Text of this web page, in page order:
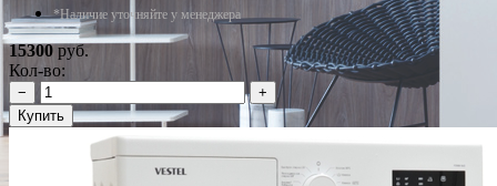
*Наличие уточняйте у менеджера
15300руб.
Кол-во:
−
+
Купить